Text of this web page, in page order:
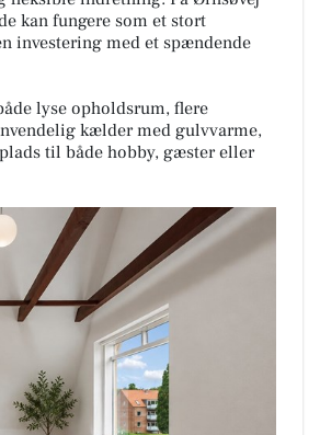
kan fungere som et stort
investering med et spændende
lyse opholdsrum, flere
kælder med gulvvarme,
til både hobby, gæster eller
FOA Silkeborg-
Skanderborg
Flere ældre pr. medarbejder
lægger pres på ældreplejen
Antallet af ældre borgere pr.
kommunalt ansat social- og
sundhedsmeda...
Åbn opslaget